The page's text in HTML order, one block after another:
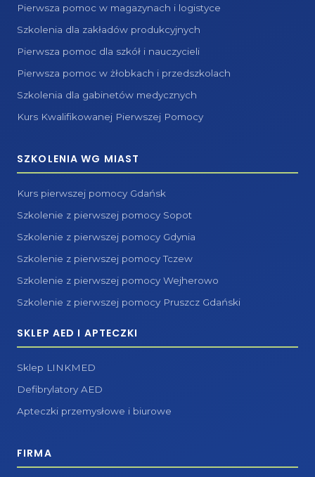
Pierwsza pomoc w magazynach i logistyce
Szkolenia dla zakładów produkcyjnych
Pierwsza pomoc dla szkół i nauczycieli
Pierwsza pomoc w żłobkach i przedszkolach
Szkolenia dla gabinetów medycznych
Kurs Kwalifikowanej Pierwszej Pomocy
SZKOLENIA WG MIAST
Kurs pierwszej pomocy Gdańsk
Szkolenie z pierwszej pomocy Sopot
Szkolenie z pierwszej pomocy Gdynia
Szkolenie z pierwszej pomocy Tczew
Szkolenie z pierwszej pomocy Wejherowo
Szkolenie z pierwszej pomocy Pruszcz Gdański
SKLEP AED I APTECZKI
Sklep LINKMED
Defibrylatory AED
Apteczki przemysłowe i biurowe
FIRMA